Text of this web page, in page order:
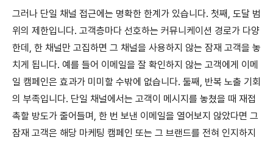
그러나 단일 채널 접근에는 명확한 한계가 있습니다. 첫째, 도달 범
위의 제한입니다. 고객층마다 선호하는 커뮤니케이션 경로가 다양
한데, 한 채널만 고집하면 그 채널을 사용하지 않는 잠재 고객을 놓
치게 됩니다. 예를 들어 이메일을 잘 확인하지 않는 고객에게 이메
일 캠페인은 효과가 미미할 수밖에 없습니다. 둘째, 반복 노출 기회
의 부족입니다. 단일 채널에서는 고객이 메시지를 놓쳤을 때 재접
촉할 방도가 줄어들며, 한 번 보낸 이메일을 열어보지 않았다면 그
잠재 고객은 해당 마케팅 캠페인 또는 그 브랜드를 전혀 인지하지